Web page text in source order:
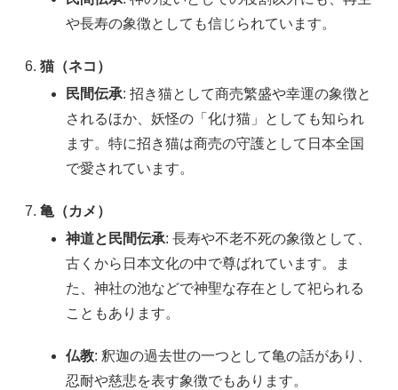
や長寿の象徴としても信じられています。
猫（ネコ）
民間伝承: 招き猫として商売繁盛や幸運の象徴と
されるほか、妖怪の「化け猫」としても知られ
ます。特に招き猫は商売の守護として日本全国
で愛されています。
亀（カメ）
神道と民間伝承: 長寿や不老不死の象徴として、
古くから日本文化の中で尊ばれています。ま
た、神社の池などで神聖な存在として祀られる
こともあります。
仏教: 釈迦の過去世の一つとして亀の話があり、
忍耐や慈悲を表す象徴でもあります。